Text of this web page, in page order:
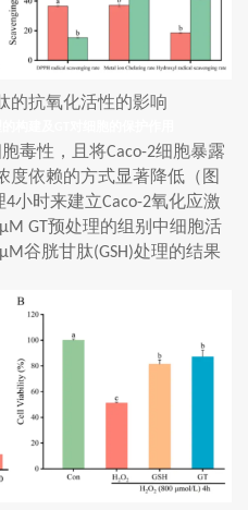
的抗氧化活性的影响
毒性，且将Caco-2细胞暴露
度依赖的方式显著降低（图
4小时来建立Caco-2氧化应激
GT预处理的组别中细胞活
谷胱甘肽(GSH)处理的结果